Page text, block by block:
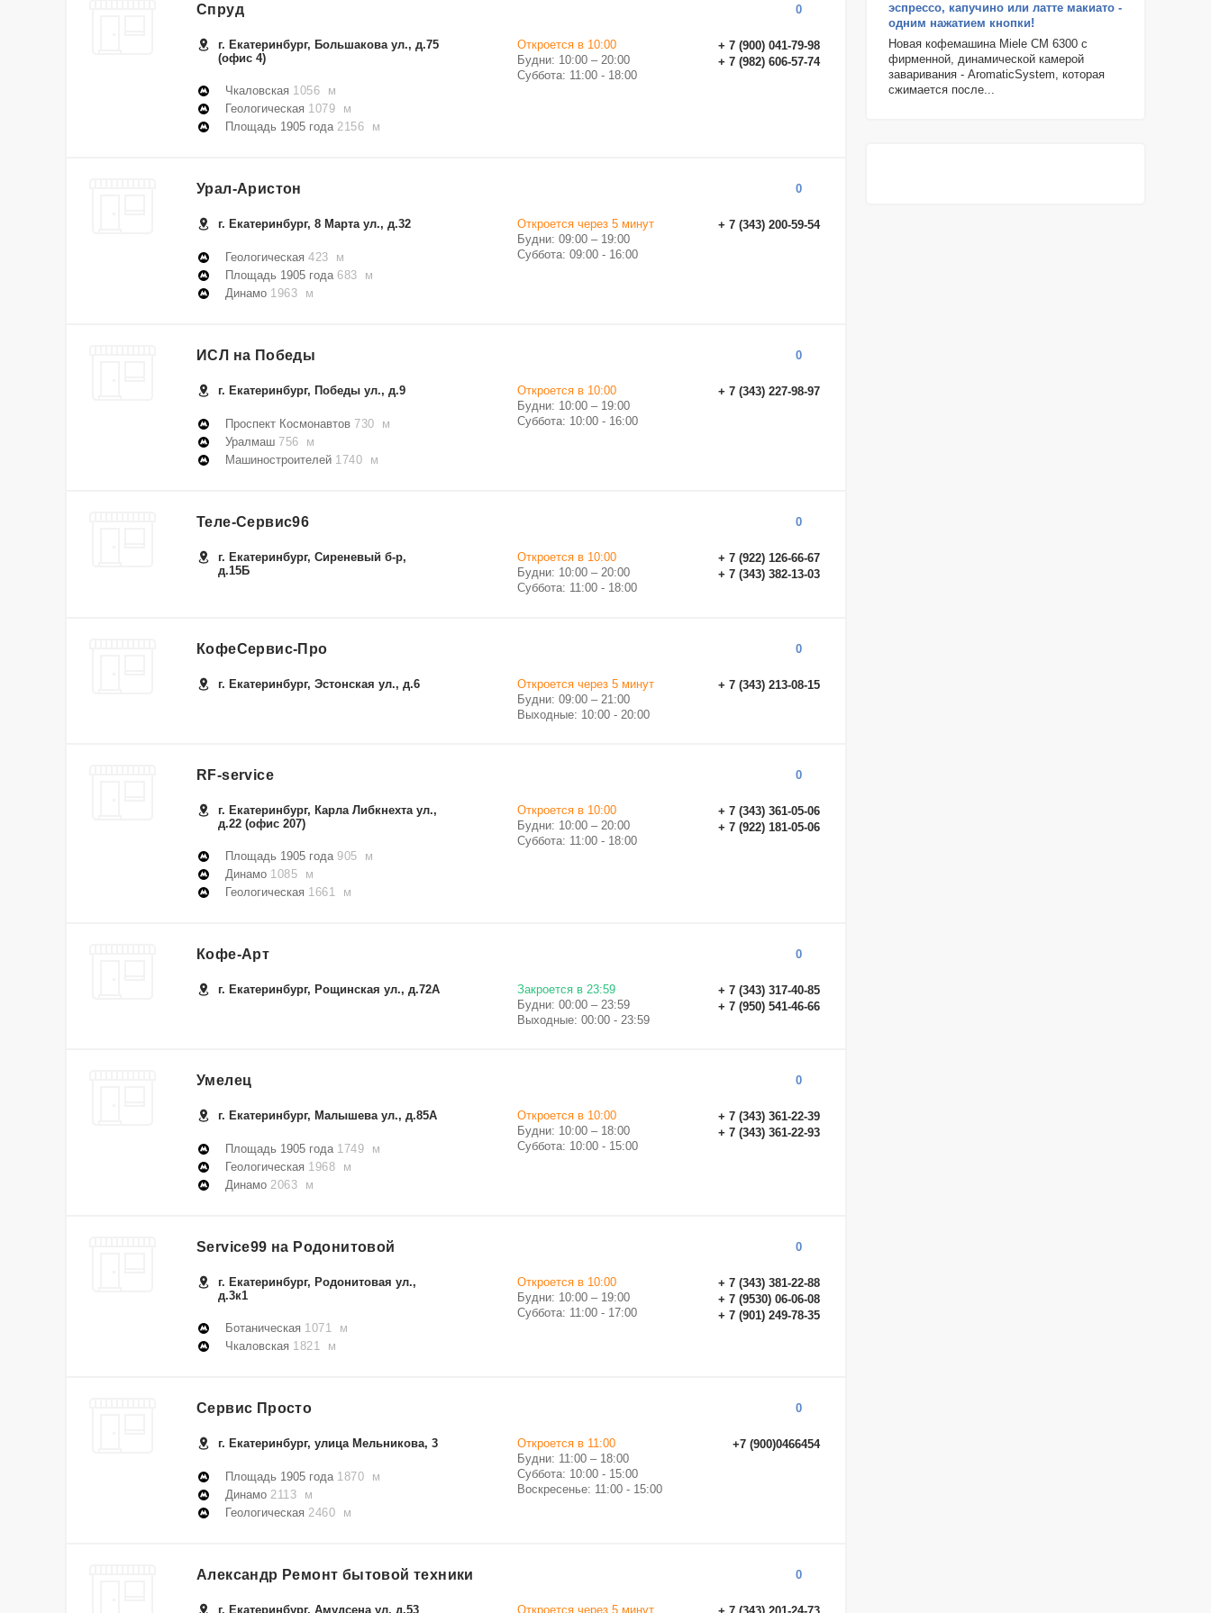
эспрессо, капучино или латте макиато -
одним нажатием кнопки!
Новая кофемашина Miele CM 6300 с
фирменной, динамической камерой
заваривания - AromaticSystem, которая
сжимается после...
Спруд 0
г. Екатеринбург, Большакова ул., д.75
(офис 4)
Чкаловская 1056 м
Геологическая 1079 м
Площадь 1905 года 2156 м
+ 7 (900) 041-79-98
+ 7 (982) 606-57-74
Откроется в 10:00
Будни: 10:00 – 20:00
Суббота: 11:00 - 18:00
Урал-Аристон 0
г. Екатеринбург, 8 Марта ул., д.32
Геологическая 423 м
Площадь 1905 года 683 м
Динамо 1963 м
+ 7 (343) 200-59-54
Откроется через 5 минут
Будни: 09:00 – 19:00
Суббота: 09:00 - 16:00
ИСЛ на Победы 0
г. Екатеринбург, Победы ул., д.9
Проспект Космонавтов 730 м
Уралмаш 756 м
Машиностроителей 1740 м
+ 7 (343) 227-98-97
Откроется в 10:00
Будни: 10:00 – 19:00
Суббота: 10:00 - 16:00
Теле-Сервис96 0
г. Екатеринбург, Сиреневый б-р,
д.15Б
+ 7 (922) 126-66-67
+ 7 (343) 382-13-03
Откроется в 10:00
Будни: 10:00 – 20:00
Суббота: 11:00 - 18:00
КофеСервис-Про 0
г. Екатеринбург, Эстонская ул., д.6 + 7 (343) 213-08-15
Откроется через 5 минут
Будни: 09:00 – 21:00
Выходные: 10:00 - 20:00
RF-service 0
г. Екатеринбург, Карла Либкнехта ул.,
д.22 (офис 207)
Площадь 1905 года 905 м
Динамо 1085 м
Геологическая 1661 м
+ 7 (343) 361-05-06
+ 7 (922) 181-05-06
Откроется в 10:00
Будни: 10:00 – 20:00
Суббота: 11:00 - 18:00
Кофе-Арт 0
г. Екатеринбург, Рощинская ул., д.72А
+ 7 (343) 317-40-85
+ 7 (950) 541-46-66
Закроется в 23:59
Будни: 00:00 – 23:59
Выходные: 00:00 - 23:59
Умелец 0
г. Екатеринбург, Малышева ул., д.85А
Площадь 1905 года 1749 м
Геологическая 1968 м
Динамо 2063 м
+ 7 (343) 361-22-39
+ 7 (343) 361-22-93
Откроется в 10:00
Будни: 10:00 – 18:00
Суббота: 10:00 - 15:00
Service99 на Родонитовой 0
г. Екатеринбург, Родонитовая ул.,
д.3к1
Ботаническая 1071 м
Чкаловская 1821 м
+ 7 (343) 381-22-88
+ 7 (9530) 06-06-08
+ 7 (901) 249-78-35
Откроется в 10:00
Будни: 10:00 – 19:00
Суббота: 11:00 - 17:00
Сервис Просто 0
г. Екатеринбург, улица Мельникова, 3
Площадь 1905 года 1870 м
Динамо 2113 м
Геологическая 2460 м
+7 (900)0466454
Откроется в 11:00
Будни: 11:00 – 18:00
Суббота: 10:00 - 15:00
Воскресенье: 11:00 - 15:00
Александр Ремонт бытовой техники 0
г. Екатеринбург, Амудсена ул. д.53 Откроется через 5 минут